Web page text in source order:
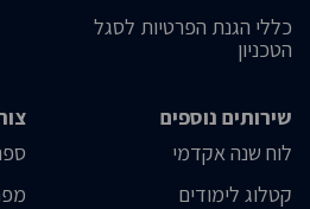
כללי הגנת הפרטיות לסגל
הטכניון
שירותים נוספים
לוח שנה אקדמי
קטלוג לימודים